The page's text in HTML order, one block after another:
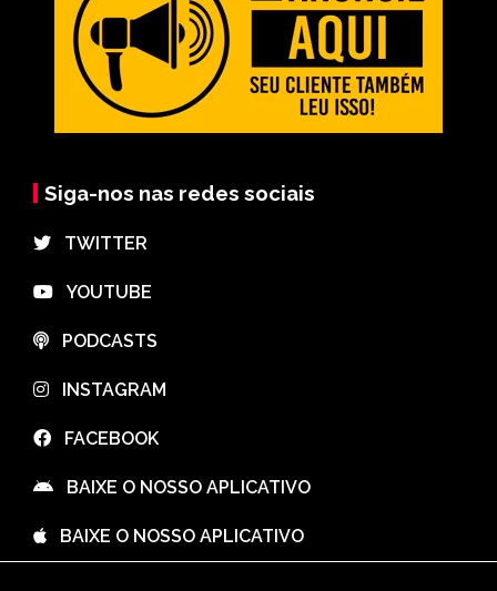
Siga-nos nas redes sociais
⠀TWITTER
⠀YOUTUBE
⠀PODCASTS
⠀INSTAGRAM
⠀FACEBOOK
⠀BAIXE O NOSSO APLICATIVO
⠀BAIXE O NOSSO APLICATIVO